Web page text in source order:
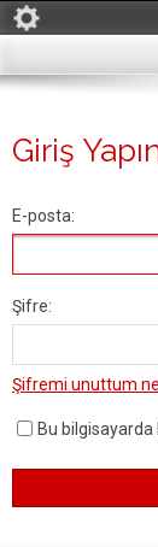
Giriş
E-posta:
Şifre:
Şifremi unuttum
Bu bilgisayarda